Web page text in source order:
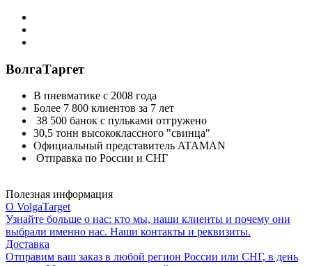
ВолгаТаргет
В пневматике с 2008 года
Более 7 800 клиентов за 7 лет
38 500 банок с пульками отгружено
30,5 тонн высококлассного "свинца"
Официальный представитель ATAMAN
Отправка по России и СНГ
Полезная информация
О VolgaTarget
Узнайте больше о нас: кто мы, наши клиенты и почему они
выбрали именно нас. Наши контакты и реквизиты.
Доставка
Отправим ваш заказ в любой регион России или СНГ, в день